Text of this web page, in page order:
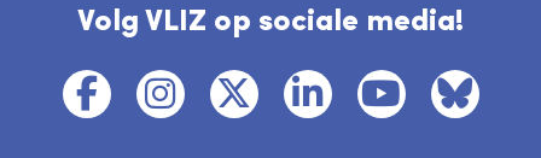
Volg VLIZ op sociale media!